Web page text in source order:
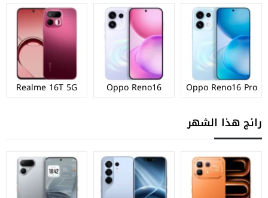
Oppo Reno16 Pro
Oppo Reno16
Realme 16T 5G
رائج هذا الشهر